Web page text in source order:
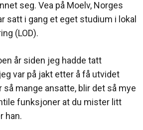
seg. Vea på Moelv, Norges
satt i gang et eget studium i lokal
(LOD).
år siden jeg hadde tatt
var på jakt etter å få utvidet
så mange ansatte, blir det så mye
funksjoner at du mister litt
han.